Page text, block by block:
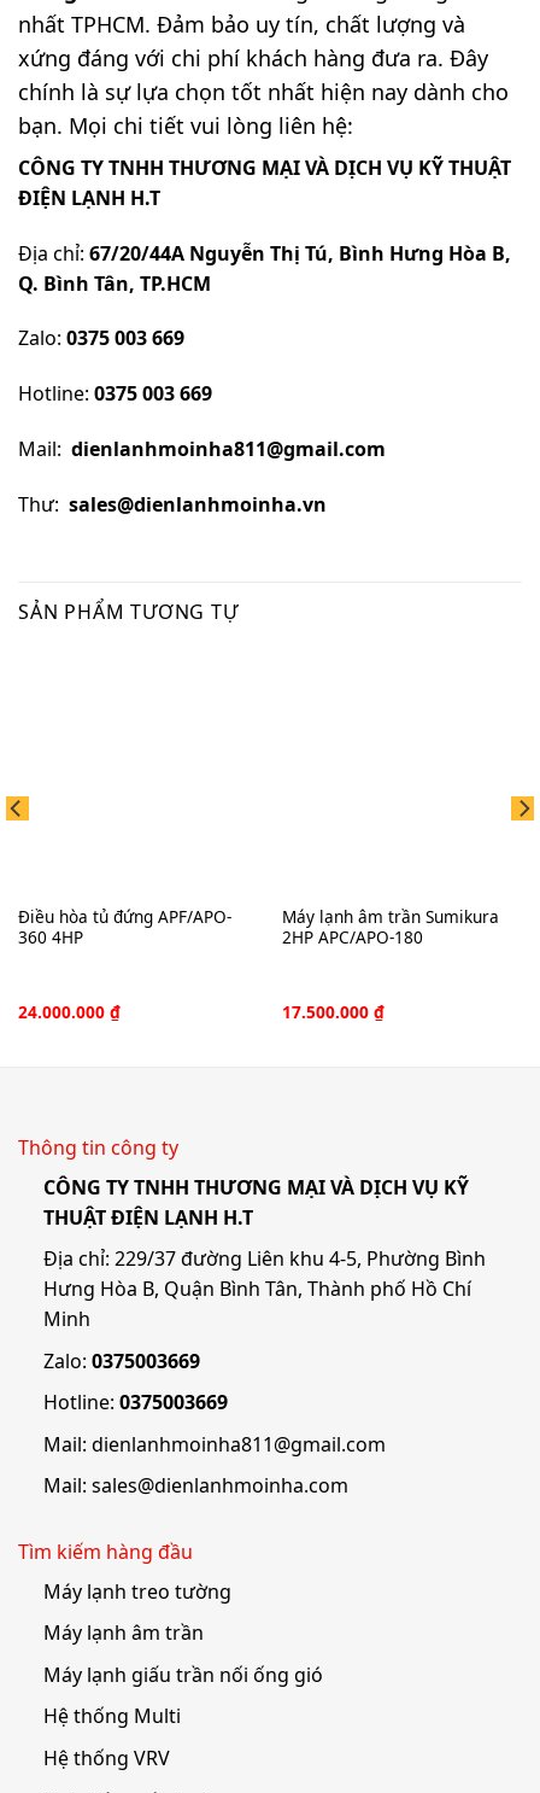
nhất TPHCM. Đảm bảo uy tín, chất lượng và
xứng đáng với chi phí khách hàng đưa ra. Đây
chính là sự lựa chọn tốt nhất hiện nay dành cho
bạn. Mọi chi tiết vui lòng liên hệ:
CÔNG TY TNHH THƯƠNG MẠI VÀ DỊCH VỤ KỸ THUẬT
ĐIỆN LẠNH H.T
Địa chỉ: 67/20/44A Nguyễn Thị Tú, Bình Hưng Hòa B,
Q. Bình Tân, TP.HCM
Zalo: 0375 003 669
Hotline: 0375 003 669
Mail: dienlanhmoinha811@gmail.com
Thư: sales@dienlanhmoinha.vn
SẢN PHẨM TƯƠNG TỰ
Điều hòa tủ đứng APF/APO-
360 4HP
24.000.000 ₫
Máy lạnh âm trần Sumikura
2HP APC/APO-180
17.500.000 ₫
Thông tin công ty
CÔNG TY TNHH THƯƠNG MẠI VÀ DỊCH VỤ KỸ
THUẬT ĐIỆN LẠNH H.T
Địa chỉ: 229/37 đường Liên khu 4-5, Phường Bình
Hưng Hòa B, Quận Bình Tân, Thành phố Hồ Chí
Minh
Zalo: 0375003669
Hotline: 0375003669
Mail: dienlanhmoinha811@gmail.com
Mail: sales@dienlanhmoinha.com
Tìm kiếm hàng đầu
Máy lạnh treo tường
Máy lạnh âm trần
Máy lạnh giấu trần nối ống gió
Hệ thống Multi
Hệ thống VRV